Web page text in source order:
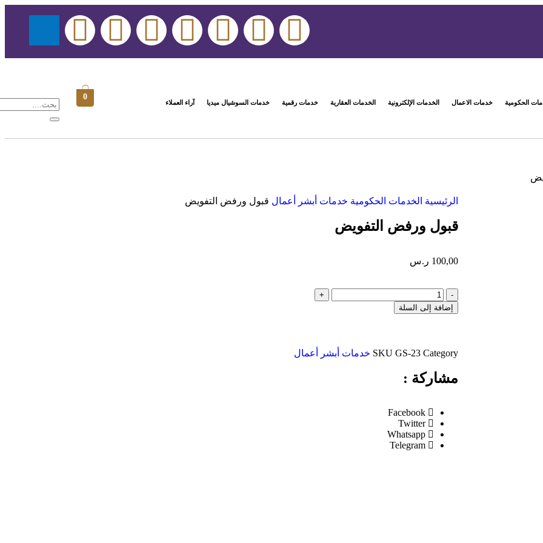
الحكومية خدمات الاعمال الخدمات الإلكترونية الخدمات العقارية خدمات رقمية خدمات السوشيال ميديا آراء العملاء
0
الرئيسية الخدمات الحكومية خدمات أبشر أعمال قبول ورفض التفويض
قبول ورفض التفويض
100,00 ر.س
إضافة إلى السلة
SKU GS-23 Category خدمات أبشر أعمال
مشاركة :
Facebook
Twitter
Whatsapp
Telegram